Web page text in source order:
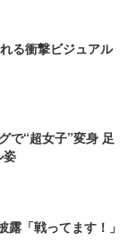
る衝撃ビジュアル
で“超女子”変身 足
姿
露「戦ってます！」